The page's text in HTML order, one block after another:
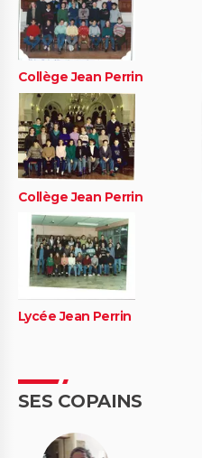
Collège Jean Perrin
Collège Jean Perrin
Lycée Jean Perrin
SES COPAINS